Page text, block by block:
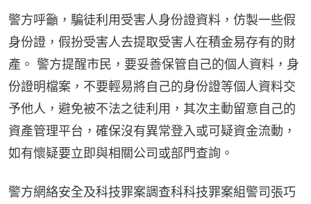
警方呼籲，騙徒利用受害人身份證資料，仿製一些假
身份證，假扮受害人去提取受害人在積金易存有的財
產。 警方提醒市民，要妥善保管自己的個人資料，身
份證明檔案，不要輕易將自己的身份證等個人資料交
予他人，避免被不法之徒利用，其次主動留意自己的
資產管理平台，確保沒有異常登入或可疑資金流動，
如有懷疑要立即與相關公司或部門查詢。
警方網絡安全及科技罪案調查科科技罪案組警司張巧